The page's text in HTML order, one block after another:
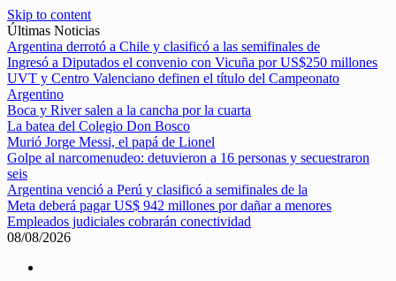
Skip to content
Últimas Noticias
Argentina derrotó a Chile y clasificó a las semifinales de
Ingresó a Diputados el convenio con Vicuña por US$250 millones
UVT y Centro Valenciano definen el título del Campeonato
Argentino
Boca y River salen a la cancha por la cuarta
La batea del Colegio Don Bosco
Murió Jorge Messi, el papá de Lionel
Golpe al narcomenudeo: detuvieron a 16 personas y secuestraron
seis
Argentina venció a Perú y clasificó a semifinales de la
Meta deberá pagar US$ 942 millones por dañar a menores
Empleados judiciales cobrarán conectividad
08/08/2026